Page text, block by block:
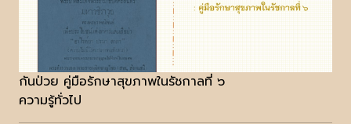
กันป่วย คู่มือรักษาสุขภาพในรัชกาลที่ ๖
ความรู้ทั่วไป